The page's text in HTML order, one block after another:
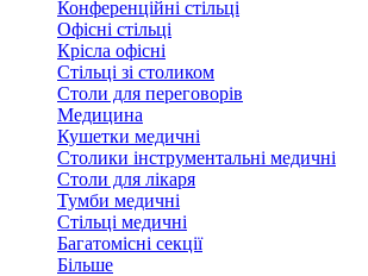
Конференційні стільці
Офісні стільці
Крісла офісні
Стільці зі столиком
Столи для переговорів
Медицина
Кушетки медичні
Столики інструментальні медичні
Столи для лікаря
Тумби медичні
Стільці медичні
Багатомісні секції
Більше